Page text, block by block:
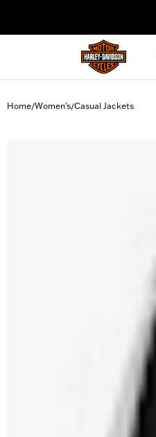
Home/Women's/Casual Jackets